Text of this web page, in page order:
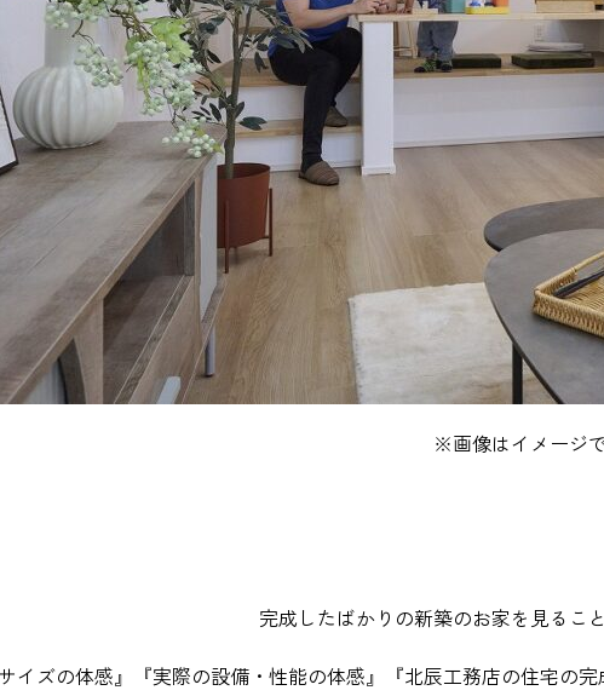
※画像はイメージで
完成したばかりの新築のお家を見るこ
サイズの体感』『実際の設備・性能の体感』『北辰工務店の住宅の